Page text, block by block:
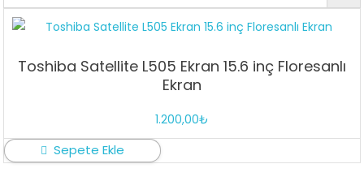
Toshiba Satellite L505 Ekran 15.6 inç Floresanlı
Ekran
1.200,00₺
Sepete Ekle